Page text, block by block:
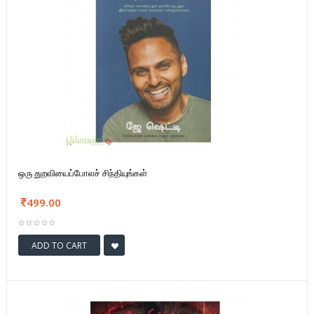
ஒரு துறவியைப்போலச் சிந்தியுங்கள்
499.00
ADD TO CART